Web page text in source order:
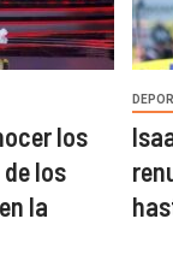
los
los
la